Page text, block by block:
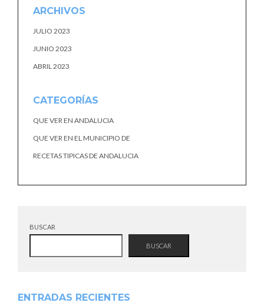
ARCHIVOS
JULIO 2023
JUNIO 2023
ABRIL 2023
CATEGORÍAS
QUE VER EN ANDALUCIA
QUE VER EN EL MUNICIPIO DE
RECETAS TIPICAS DE ANDALUCIA
BUSCAR
BUSCAR
ENTRADAS RECIENTES